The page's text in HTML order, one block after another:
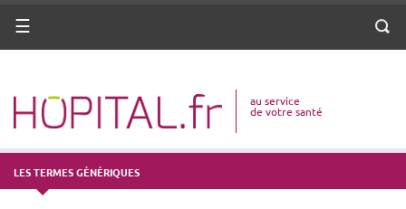
ANNUAIRE
VOTRE SANTÉ
DROITS & DÉMARCHES
MISSIONS
Menu
au service
de votre santé
LES TERMES GÉNÉRIQUES